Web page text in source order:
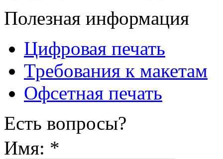
Полезная информация
Цифровая печать
Требования к макетам
Офсетная печать
Есть вопросы?
Имя: *